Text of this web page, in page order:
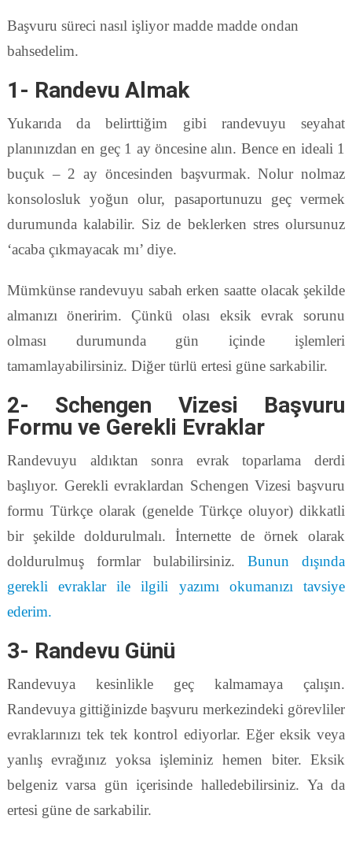
Başvuru süreci nasıl işliyor madde madde ondan
bahsedelim.
1- Randevu Almak
Yukarıda da belirttiğim gibi randevuyu seyahat
planınızdan en geç 1 ay öncesine alın. Bence en ideali 1
buçuk – 2 ay öncesinden başvurmak. Nolur nolmaz
konsolosluk yoğun olur, pasaportunuzu geç vermek
durumunda kalabilir. Siz de beklerken stres olursunuz
‘acaba çıkmayacak mı’ diye.
Mümkünse randevuyu sabah erken saatte olacak şekilde
almanızı öneririm. Çünkü olası eksik evrak sorunu
olması durumunda gün içinde işlemleri
tamamlayabilirsiniz. Diğer türlü ertesi güne sarkabilir.
2- Schengen Vizesi Başvuru
Formu ve Gerekli Evraklar
Randevuyu aldıktan sonra evrak toparlama derdi
başlıyor. Gerekli evraklardan Schengen Vizesi başvuru
formu Türkçe olarak (genelde Türkçe oluyor) dikkatli
bir şekilde doldurulmalı. İnternette de örnek olarak
doldurulmuş formlar bulabilirsiniz.Bunun dışında
gerekli evraklar ile ilgili yazımı okumanızı tavsiye
ederim.
3- Randevu Günü
Randevuya kesinlikle geç kalmamaya çalışın.
Randevuya gittiğinizde başvuru merkezindeki görevliler
evraklarınızı tek tek kontrol ediyorlar. Eğer eksik veya
yanlış evrağınız yoksa işleminiz hemen biter. Eksik
belgeniz varsa gün içerisinde halledebilirsiniz. Ya da
ertesi güne de sarkabilir.